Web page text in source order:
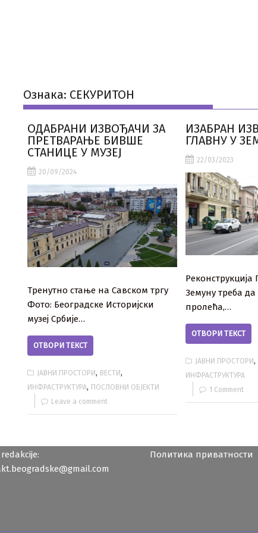
Ознака: СЕКУРИТОН
ОДАБРАНИ ИЗВОЂАЧИ ЗА
ПРЕТВАРАЊЕ БИВШЕ
СТАНИЦЕ У МУЗЕЈ
20/09/2024
Тренутно стање на Савском тргу
Фото: Београдске Историјски
музеј Србије…
ОТВОРИ ТЕКСТ
ЈАВНИ ПРОСТОРИ, ВЕСТИ,
ИНФРАСТРУКТУРА, ПОСЛОВНИ ОБЈЕКТИ
Leave a comment
ИЗАБРАН
ГЛАВНУ У
22/03/2023
Реконструкција
Земуну треба
пролећа,…
ОТВОРИ ТЕКСТ
ЈАВНИ ПРОСТОРИ,
ИНФРАСТРУКТУРА
1 Comment
Политика приватности